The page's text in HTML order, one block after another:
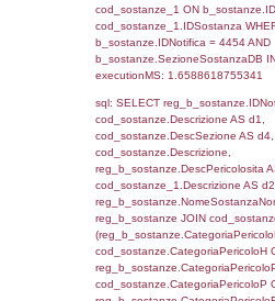
sql: SELECT
rofi.DescAltro